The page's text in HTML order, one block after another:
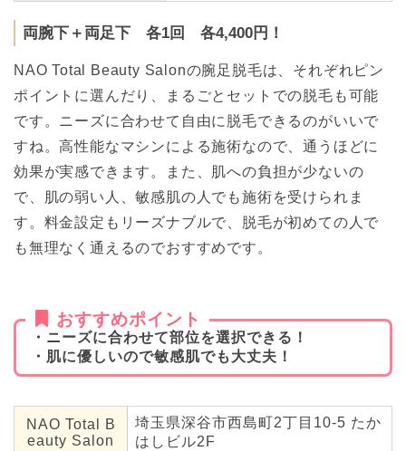
両腕下＋両足下 各1回 各4,400円！
NAO Total Beauty Salonの腕足脱毛は、それぞれピン
ポイントに選んだり、まるごとセットでの脱毛も可能
です。ニーズに合わせて自由に脱毛できるのがいいで
すね。高性能なマシンによる施術なので、通うほどに
効果が実感できます。また、肌への負担が少ないの
で、肌の弱い人、敏感肌の人でも施術を受けられま
す。料金設定もリーズナブルで、脱毛が初めての人で
も無理なく通えるのでおすすめです。
おすすめポイント
・ニーズに合わせて部位を選択できる！
・肌に優しいので敏感肌でも大丈夫！
NAO Total B
eauty Salon
埼玉県深谷市西島町2丁目10-5 たか
はしビル2F